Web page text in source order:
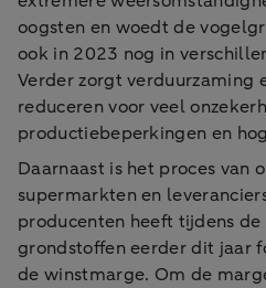
oogsten en woedt de
ook in 2023 nog in
Verder zorgt verduurzaming
reduceren voor veel
productiebeperkingen en
Daarnaast is het proces van
supermarkten en
producenten heeft tijdens
grondstoffen eerder dit jaar
de winstmarge. Om de